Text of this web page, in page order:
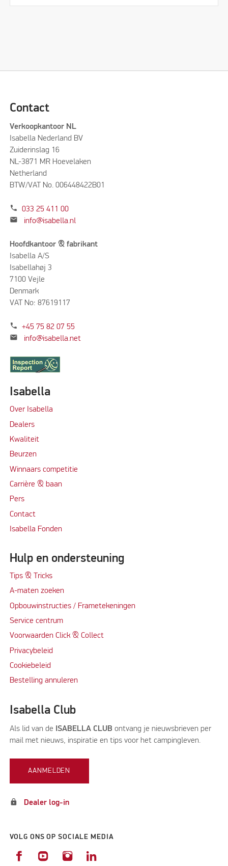
Contact
Verkoopkantoor NL
Isabella Nederland BV
Zuiderinslag 16
NL-3871 MR Hoevelaken
Netherland
BTW/VAT No. 006448422B01
phone 033 25 411 00
mail info@isabella.nl
Hoofdkantoor & fabrikant
Isabella A/S
Isabellahøj 3
7100 Vejle
Denmark
VAT No: 87619117
phone +45 75 82 07 55
mail info@isabella.net
Isabella
Over Isabella
Dealers
Kwaliteit
Beurzen
Winnaars competitie
Carrière & baan
Pers
Contact
Isabella Fonden
Hulp en ondersteuning
Tips & Tricks
A-maten zoeken
Opbouwinstructies / Frametekeningen
Service centrum
Voorwaarden Click & Collect
Privacybeleid
Cookiebeleid
Bestelling annuleren
Isabella Club
Als lid van de ISABELLA CLUB ontvang je nieuwsbrieven per
mail met nieuws, inspiratie en tips voor het campingleven.
AANMELDEN
lock Dealer log-in
VOLG ONS OP SOCIALE MEDIA